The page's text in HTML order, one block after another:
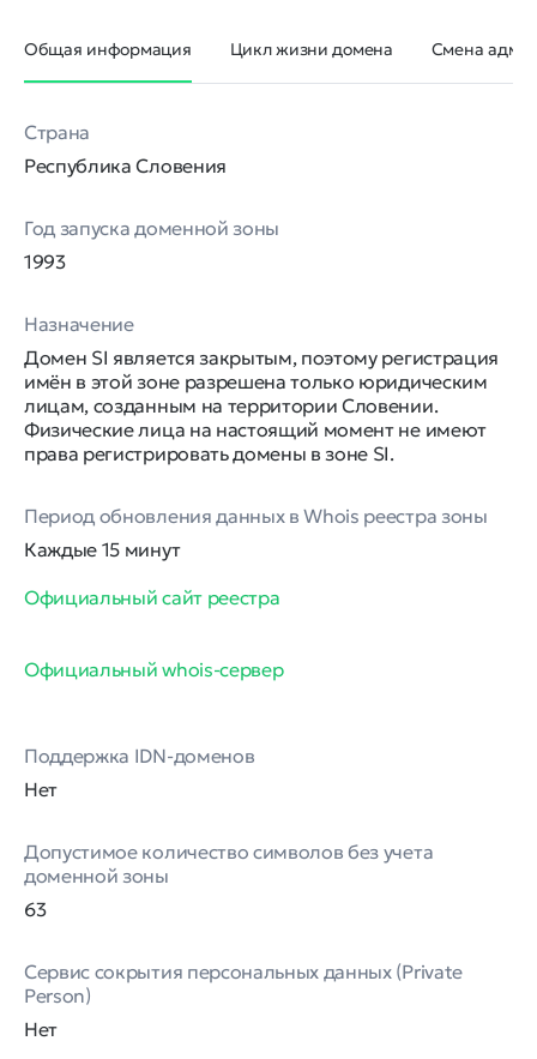
Общая информация Цикл жизни домена Смена
Страна
Республика Словения
Год запуска доменной зоны
1993
Назначение
Домен SI является закрытым, поэтому регистрация
имён в этой зоне разрешена только юридическим
лицам, созданным на территории Словении.
Физические лица на настоящий момент не имеют
права регистрировать домены в зоне SI.
Период обновления данных в Whois реестра зоны
Каждые 15 минут
Официальный сайт реестра
Официальный whois-сервер
Поддержка IDN-доменов
Нет
Допустимое количество символов без учета
доменной зоны
63
Сервис сокрытия персональных данных (Private
Person)
Нет